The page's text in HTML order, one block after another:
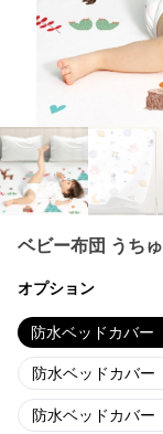
ベビー布団 うち
オプション
防水ベッドカバー
防水ベッドカバー
防水ベッドカバー